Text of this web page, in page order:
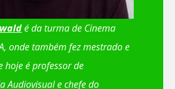
é da turma de Cinema
onde também fez mestrado e
hoje é professor de
Audiovisual e chefe do